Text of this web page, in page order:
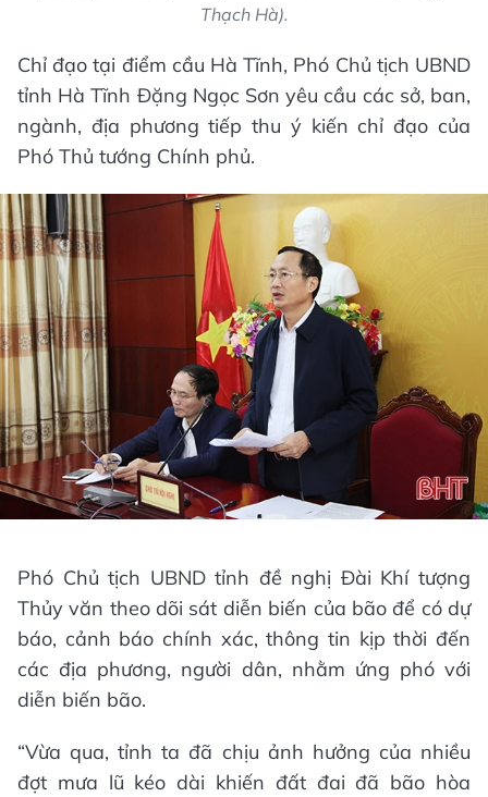
Thạch Hà).
Chỉ đạo tại điểm cầu Hà Tĩnh, Phó Chủ tịch UBND
tỉnh Hà Tĩnh Đặng Ngọc Sơn yêu cầu các sở, ban,
ngành, địa phương tiếp thu ý kiến chỉ đạo của
Phó Thủ tướng Chính phủ.
Phó Chủ tịch UBND tỉnh đề nghị Đài Khí tượng
Thủy văn theo dõi sát diễn biến của bão để có dự
báo, cảnh báo chính xác, thông tin kịp thời đến
các địa phương, người dân, nhằm ứng phó với
diễn biến bão.
“Vừa qua, tỉnh ta đã chịu ảnh hưởng của nhiều
đợt mưa lũ kéo dài khiến đất đai đã bão hòa